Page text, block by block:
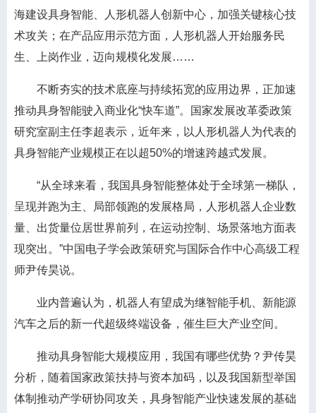
海建设具身智能、人形机器人创新中心，加强关键核心技
术攻关；在产品应用示范方面，人形机器人开始服务民
生、上岗作业，迈向规模化发展……
不断夯实的技术底座与持续拓宽的应用边界，正加速
推动具身智能驶入商业化“快车道”。国家发展改革委政策
研究室副主任李超表示，近年来，以人形机器人为代表的
具身智能产业规模正在以超50%的增速跨越式发展。
“从全球来看，我国具身智能整体处于全球第一梯队，
呈现并跑为主、局部领跑的发展格局，人形机器人企业数
量、出货量位居世界前列，在运动控制、场景落地方面表
现突出。”中国电子学会政策研究与国际合作中心高级工程
师尹传昊说。
业内普遍认为，机器人有望成为继智能手机、新能源
汽车之后的新一代超级终端设备，催生巨大产业空间。
推动具身智能大规模应用，我国有哪些优势？尹传昊
分析，随着国家政策扶持与资本加码，以及我国新型举国
体制推动产学研协同攻关，具身智能产业快速发展的基础